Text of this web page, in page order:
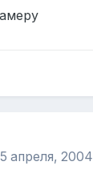
апреля, 2004